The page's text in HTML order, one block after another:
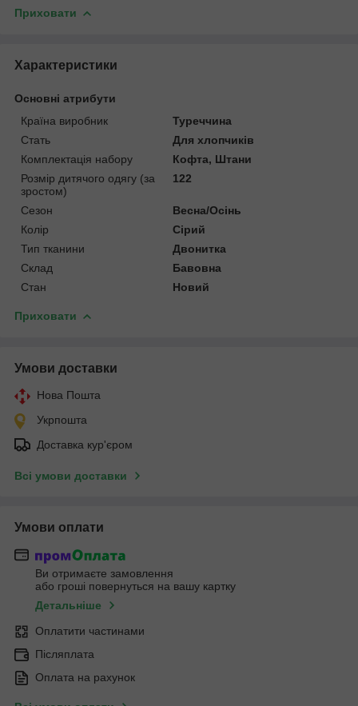
Приховати
Характеристики
Основні атрибути
Країна виробник
Туреччина
Стать
Для хлопчиків
Комплектація набору
Кофта, Штани
Розмір дитячого одягу (за
зростом)
122
Сезон
Весна/Осінь
Колір
Сірий
Тип тканини
Двонитка
Склад
Бавовна
Стан
Новий
Приховати
Умови доставки
Нова Пошта
Укрпошта
Доставка кур'єром
Всі умови доставки
Умови оплати
Ви отримаєте замовлення
або гроші повернуться на вашу картку
Детальніше
Оплатити частинами
Післяплата
Оплата на рахунок